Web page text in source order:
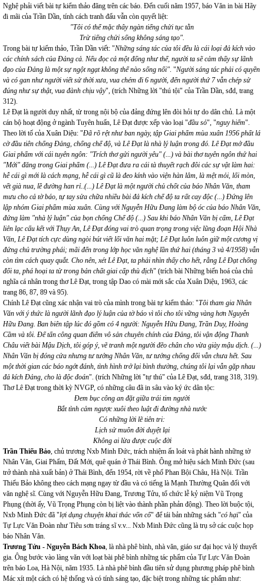
Nghệ phải viết bài tự kiểm thảo đăng trên các báo. Đến cuối năm 1957, báo Văn in bài Hãy
đi mãi của Trần Dần, tính cách tranh đấu vẫn còn quyết liệt:
"Tôi có thể mặc thây ngàn tiếng chửi tục tằn
Trừ tiếng chửi sống không sáng tạo".
Trong bài tự kiểm thảo, Trần Dần viết: "Những sáng tác của tôi đều là cái loại đả kích vào
các chính sách của Đảng cả. Nếu đọc cả một đống như thế, người ta sẽ cảm thấy sự lãnh
đạo của Đảng là một sự ngột ngạt không thể nào sống nổi". "Người sáng tác phải có quyền
và có gan như người viết sử thời xưa, vua chém đi 6 người, đến người thứ 7 vẫn chép sử
đúng như sự thật, vua đành chịu vậy", (trích Những lời "thú tội" của Trần Dần, sđd, trang
312).
Lê Đạt là người duy nhất, từ trong nội bộ của đảng đứng lên đòi hỏi tự do dân chủ. Là một
cán bộ hoạt động ở ngành Tuyên huấn, Lê Đạt được xếp vào loại "đầu sỏ", "nguy hiểm".
Theo lời tố của Xuân Diệu: "Đã rõ rệt như ban ngày, tập Giai phẩm mùa xuân 1956 phất lá
cờ đầu tiên chống Đảng, chống chế độ, và Lê Đạt là nhà lý luận trong đó. Lê Đạt mở đầu
Giai phẩm với cái tuyên ngôn: "Trích thơ gửi người yêu" (...) và bài thơ tuyên ngôn thứ hai
"Mới" đăng trong Giai phẩm (...) Lê Đạt đưa ra cái tà thuyết rạch đôi các sự vật làm hai:
hễ cái gì mới là cách mạng, hễ cái gì cũ là đeo kính vào viện hàn lâm, là mệt mỏi, lối mòn,
vết già nua, lề đường han rỉ..(...) Lê Đạt là một người chủ chốt của báo Nhân Văn, tham
mưu cho cả tờ báo, tự tay sửa chữa nhiều bài đả kích chế độ ta rất cay độc (...) Đứng lên
lập nhóm Giai phẩm mùa xuân. Cùng với Nguyễn Hữu Đang làm bộ óc của báo Nhân Văn,
đứng làm "nhà lý luận" của bọn chống Chế độ (...) Sau khi báo Nhân Văn bị cấm, Lê Đạt
liên lạc cấu kết với Thụy An, Lê Đạt đóng vai trò quan trọng trong việc lũng đoạn Hội Nhà
Văn, Lê Đạt tích cực dùng ngòi bút viết lối văn hai mặt; Lê Đạt luôn luôn giữ một cương vị
đứng chủ trường phái; mãi đến trong lớp học văn nghệ lần thứ hai (tháng 3 và 4/1958) vẫn
còn tìm cách quay quắt. Cho nên, xét Lê Đạt, ta phải nhìn thấy cho hết, rằng Lê Đạt chống
đối ta, phá hoại ta từ trong bản chất giai cấp thù địch" (trích bài Những biến hoá của chủ
nghĩa cá nhân trong thơ Lê Đạt, trong tập Dao có mài mới sắc của Xuân Diệu, 1963, các
trang 86, 87, 89 và 95).
Chính Lê Đạt cũng xác nhận vai trò của mình trong bài tự kiểm thảo: "Tôi tham gia Nhân
Văn với ý thức là người lãnh đạo lý luận của tờ báo vì tôi cho tôi vững vàng hơn Nguyễn
Hữu Đang. Ban biên tập lúc đó gồm có 4 người: Nguyễn Hữu Đang, Trần Duy, Hoàng
Cầm và tôi. Để tấn công quan điểm vô sản chuyên chính của Đảng, tôi vận động Thanh
Châu viết bài Mậu Dịch, tôi góp ý, vẽ tranh một người đẽo chân cho vừa giày mậu dịch. (...)
Nhân Văn bị đóng cửa nhưng tư tưởng Nhân Văn, tư tưởng chống đối vẫn chưa hết. Sau
một thời gian các báo ngớt đánh, tình hình trở lại bình thường, chúng tôi lại vẫn gặp nhau
đả kích Đảng, cho là độc đoán". (trích Những lời "tự thú" của Lê Đạt, sđd, trang 318, 319).
Thơ Lê Đạt trong thời kỳ NVGP, có những câu đã in sâu vào ký ức dân tộc:
Đem bục công an đặt giữa trái tim người
Bắt tình cảm ngược xuôi theo luật đi đường nhà nước
Có những lời lẽ tiên tri:
Lịch sử muôn đời duyệt lại
Không ai lừa được cuộc đời
Trần Thiếu Bảo, chủ trương Nxb Minh Đức, trách nhiệm ấn loát và phát hành những tờ
Nhân Văn, Giai Phẩm, Đất Mới, quê quán ở Thái Bình. Ông mở hiệu sách Minh Đức (sau
trở thành nhà xuất bản) ở Thái Bình, đến 1954, rời về phố Phan Bội Châu, Hà Nội. Trần
Thiếu Bảo không theo cách mạng ngay từ đầu và có tiếng là Mạnh Thường Quân đối với
văn nghệ sĩ. Cùng với Nguyễn Hữu Đang, Trương Tửu, tổ chức lễ kỷ niệm Vũ Trọng
Phụng (thời ấy, Vũ Trọng Phụng còn bị liệt vào thành phần phản động). Theo lời buộc tội,
Nxb Minh Đức đã "lợi dụng chuyện khai thác vốn cổ" để tái bản những sách "có hại" của
Tự Lực Văn Đoàn như Tiêu sơn tráng sĩ v.v... Nxb Minh Đức cũng là trụ sở các cuộc họp
báo Nhân Văn.
Trương Tửu - Nguyễn Bách Khoa, là nhà phê bình, nhà văn, giáo sư đại học và lý thuyết
gia. Ông bước vào làng văn với loạt bài phê bình những tác phẩm của Tự Lực Văn Đoàn
trên báo Loa, Hà Nội, năm 1935. Là nhà phê bình đầu tiên sử dụng phương pháp phê bình
Mác xít một cách có hệ thống và có tính sáng tạo, đặc biệt trong những tác phẩm như: